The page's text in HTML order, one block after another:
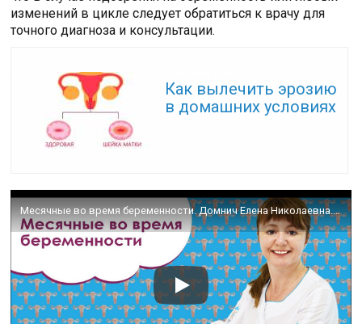
изменений в цикле следует обратиться к врачу для
точного диагноза и консультации.
Как вылечить эрозию
в домашних условиях
Месячные во время беременности. Домнич Елена Николаевна. Adonis